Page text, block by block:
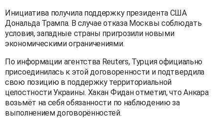
Инициатива получила поддержку президента США
Дональда Трампа. В случае отказа Москвы соблюдать
условия, западные страны пригрозили новыми
экономическими ограничениями.
По информации агентства Reuters, Турция официально
присоединилась к этой договоренности и подтвердила
свою позицию в поддержку территориальной
целостности Украины. Хакан Фидан отметил, что Анкара
возьмёт на себя обязанности по наблюдению за
выполнением договорённостей.